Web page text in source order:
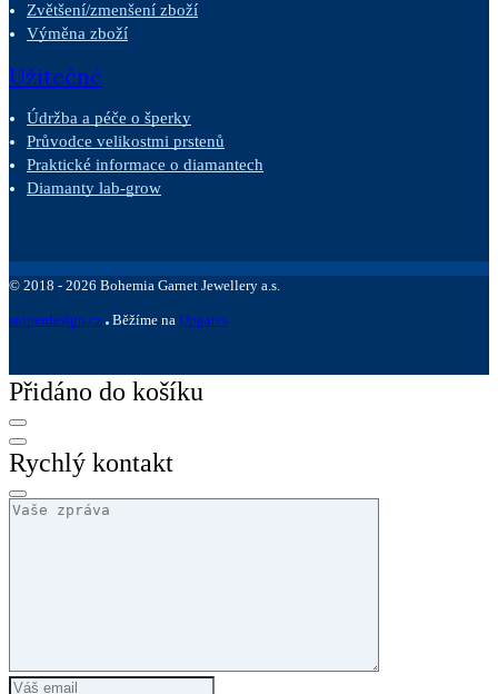
Zvětšení/zmenšení zboží
Výměna zboží
Užitečné
Údržba a péče o šperky
Průvodce velikostmi prstenů
Praktické informace o diamantech
Diamanty lab-grow
© 2018 - 2026 Bohemia Garnet Jewellery a.s.
sniperdesign.cz Běžíme na Upgates
Přidáno do košíku
Rychlý kontakt